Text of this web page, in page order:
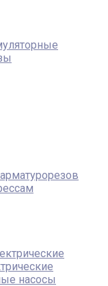
насосы